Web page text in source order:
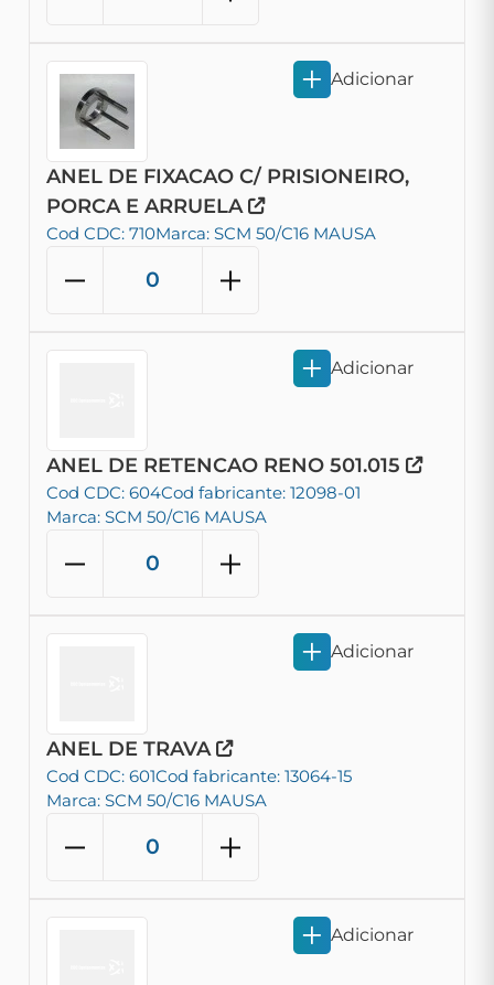
ANEL DE FIXACAO C/ PRISIONEIRO,
PORCA E ARRUELA
Cod CDC: 710Marca: SCM 50/C16 MAUSA
Adicionar
ANEL DE RETENCAO RENO 501.015
Cod CDC: 604Cod fabricante: 12098-01
Marca: SCM 50/C16 MAUSA
Adicionar
ANEL DE TRAVA
Cod CDC: 601Cod fabricante: 13064-15
Marca: SCM 50/C16 MAUSA
Adicionar
Adicionar